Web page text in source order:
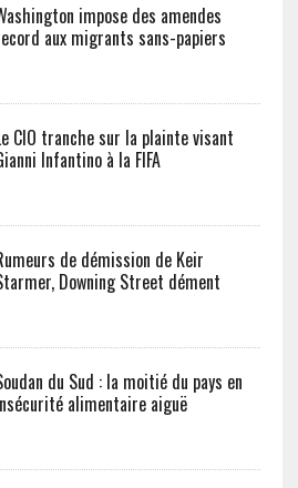
impose des amendes
aux migrants sans-papiers
CIO tranche sur la plainte visant
Infantino à la FIFA
de démission de Keir
Downing Street dément
du Sud : la moitié du pays en
alimentaire aiguë